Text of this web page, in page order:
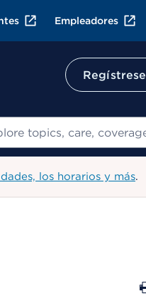
Empleadores
Regístrese
los horarios y más.